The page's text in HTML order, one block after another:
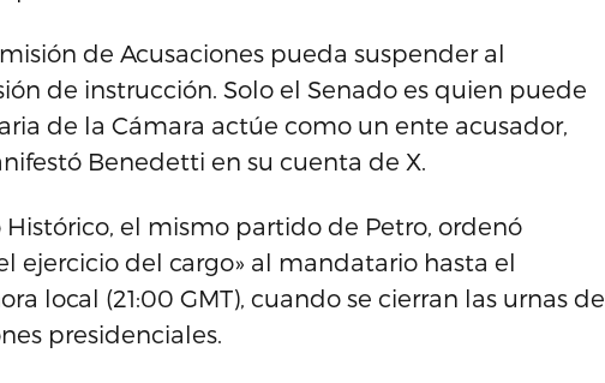
de Acusaciones pueda suspender al
de instrucción. Solo el Senado es quien puede
de la Cámara actúe como un ente acusador,
Benedetti en su cuenta de X.
el mismo partido de Petro, ordenó
ejercicio del cargo» al mandatario hasta el
local (21:00 GMT), cuando se cierran las urnas de
presidenciales.